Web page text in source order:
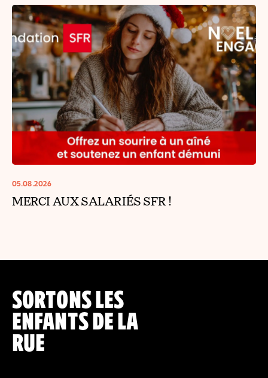
05.08.2026
MERCI AUX SALARIÉS SFR !
SORTONS LES
ENFANTS DE LA
RUE